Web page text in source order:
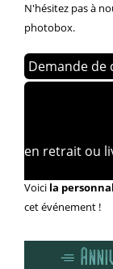
N'hésitez pas à
photobox.
Demande de
Réservez
en retrait ou
Voici la
cet événement !